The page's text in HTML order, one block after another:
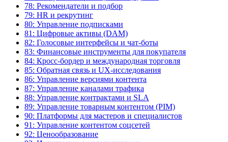
78: Рекомендатели и подбор
79: HR и рекрутинг
80: Управление подписками
81: Цифровые активы (DAM)
82: Голосовые интерфейсы и чат-боты
83: Финансовые инструменты для покупателя
84: Кросс-бордер и международная торговля
85: Обратная связь и UX-исследования
86: Управление версиями контента
87: Управление каналами трафика
88: Управление контрактами и SLA
89: Управление товарным контентом (PIM)
90: Платформы для мастеров и специалистов
91: Управление контентом соцсетей
92: Ценообразование